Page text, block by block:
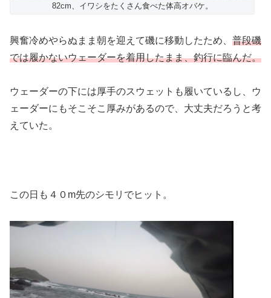
82cm、イワシをたくさん食べた体高オバケ。
興奮冷めやらぬまま朝を迎えて磯に移動したため、 普段磯
では履かないウェーダーを着用したまま、釣行に臨んだ。
ウェーダーの下には厚手のスウェットも履いているし、ウ
ェーダーにもそこそこ厚みがあるので、大丈夫だろうと考
えていた。
この日も４０m先のシモリでヒット。